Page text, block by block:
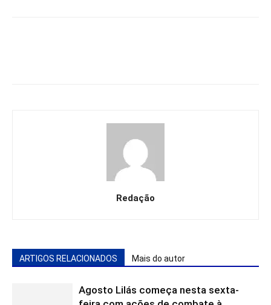
Redação
ARTIGOS RELACIONADOS Mais do autor
Agosto Lilás começa nesta sexta-